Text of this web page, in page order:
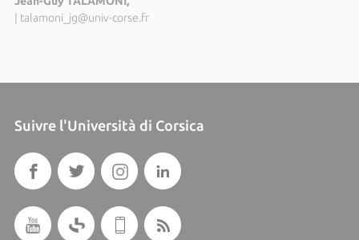
talamoni_jg@univ-corse.fr
Suivre l'Università di Corsica